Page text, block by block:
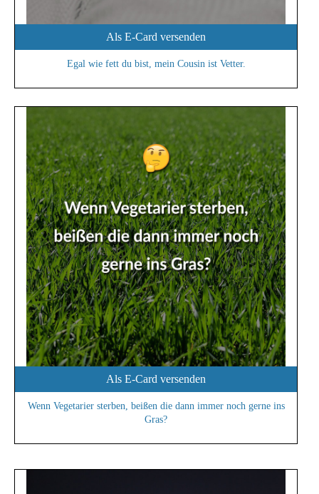
Als E-Card versenden
Egal wie fett du bist, mein Cousin ist Vetter.
Als E-Card versenden
Wenn Vegetarier sterben, beißen die dann immer noch gerne ins
Gras?